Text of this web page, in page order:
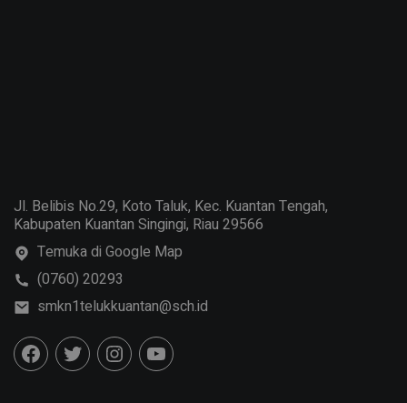
Jl. Belibis No.29, Koto Taluk, Kec. Kuantan Tengah,
Kabupaten Kuantan Singingi, Riau 29566
Temuka di Google Map
(0760) 20293
smkn1telukkuantan@sch.id